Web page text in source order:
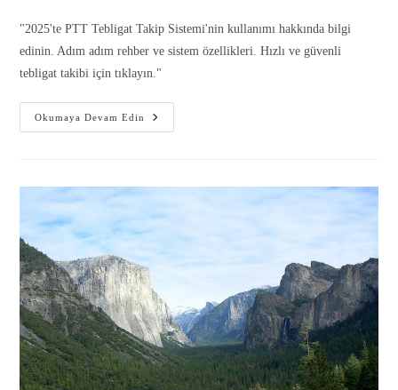
"2025'te PTT Tebligat Takip Sistemi'nin kullanımı hakkında bilgi
edinin. Adım adım rehber ve sistem özellikleri. Hızlı ve güvenli
tebligat takibi için tıklayın."
Okumaya Devam Edin
Gönder